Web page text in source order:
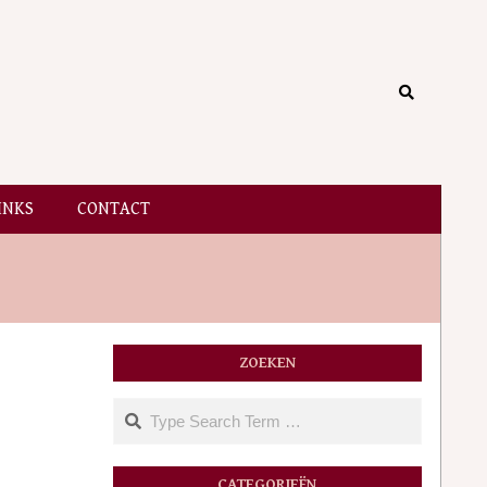
Search
CONTACT
ZOEKEN
Search